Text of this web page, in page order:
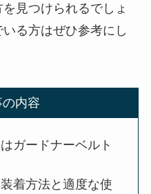
見つけられるでしょ
る方はぜひ参考にし
内容
ガードナーベルト
着方法と適度な使